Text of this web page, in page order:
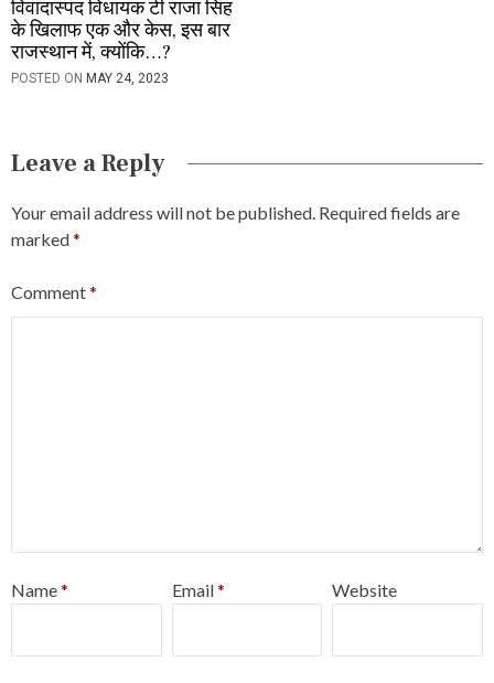
विवादास्पद विधायक टी राजा सिंह
के खिलाफ एक और केस, इस बार
राजस्थान में, क्योंकि…?
POSTED ON MAY 24, 2023
Leave a Reply
Your email address will not be published. Required fields are
marked*
Comment*
Name* Email* Website